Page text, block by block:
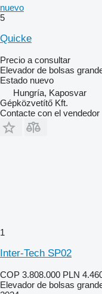
nuevo
5
Quicke
Precio a consultar
Elevador de bolsas
Estado nuevo
Hungría, Kaposvar
Gépközvetítő Kft.
Contacte con el vendedor
1
Inter-Tech SP02
COP 3.808.000 PLN
Elevador de bolsas